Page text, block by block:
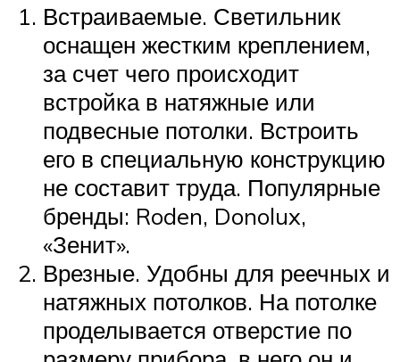
Встраиваемые. Светильник
оснащен жестким креплением,
за счет чего происходит
встройка в натяжные или
подвесные потолки. Встроить
его в специальную конструкцию
не составит труда. Популярные
бренды: Roden, Donolux,
«Зенит».
Врезные. Удобны для реечных и
натяжных потолков. На потолке
проделывается отверстие по